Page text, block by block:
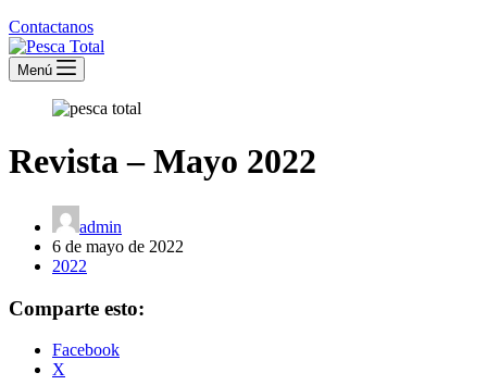
Contactanos
Menú
Revista – Mayo 2022
admin
6 de mayo de 2022
2022
Comparte esto:
Facebook
X